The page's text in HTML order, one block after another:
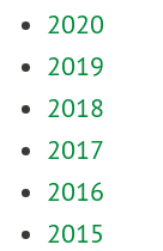
2020
2019
2018
2017
2016
2015